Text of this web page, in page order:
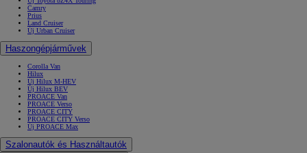
Camry
Prius
Land Cruiser
Új Urban Cruiser
Haszongépjárművek
Corolla Van
Hilux
Új Hilux M-HEV
Új Hilux BEV
PROACE Van
PROACE Verso
PROACE CITY
PROACE CITY Verso
Új PROACE Max
Szalonautók és Használtautók